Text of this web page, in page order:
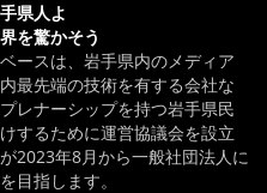
県人よ
を驚かそう
ースは、岩手県内のメディア
最先端の技術を有する会社な
レナーシップを持つ岩手県民
するために運営協議会を設立
2023年8月から一般社団法人に
目指します。